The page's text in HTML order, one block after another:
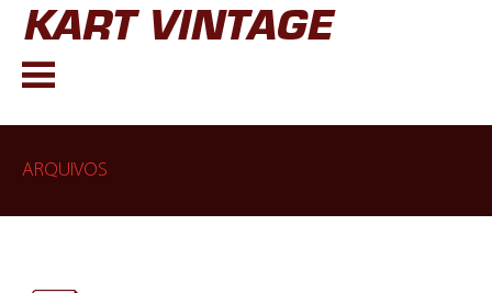
KART VINTAGE
ARQUIVOS